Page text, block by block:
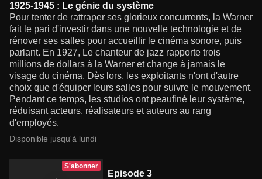
1925-1945 : Le génie du système
Pour tenter de rattraper ses glorieux concurrents, la Warner
fait le pari d'investir dans une nouvelle technologie et de
rénover ses salles pour accueillir le cinéma sonore, puis
parlant. En 1927, Le chanteur de jazz rapporte trois
millions de dollars à la Warner et change à jamais le
visage du cinéma. Dès lors, les exploitants n'ont d'autre
choix que d'équiper leurs salles pour suivre le mouvement.
Pendant ce temps, les studios ont peaufiné leur système,
réduisant acteurs, réalisateurs et auteurs au rang
d'employés.
Disponible jusqu'à lundi
S'abonner
Episode 3